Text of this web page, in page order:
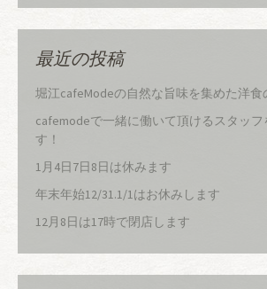
最近の投稿
堀江cafeModeの自然な旨味を集めた洋食
cafemodeで一緒に働いて頂けるスタッフ
す！
1月4日7日8日は休みます
年末年始12/31.1/1はお休みします
12月8日は17時で閉店します